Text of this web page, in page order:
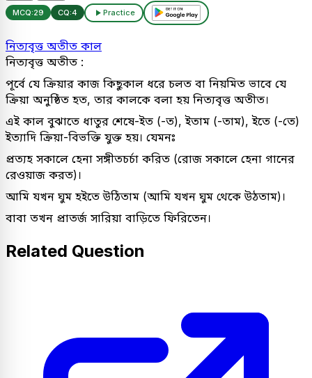
MCQ:29 CQ:4 Practice
নিত্যবৃত্ত অতীত কাল
নিত্যবৃত্ত অতীত :
পূর্বে যে ক্রিয়ার কাজ কিছুকাল ধরে চলত বা নিয়মিত ভাবে যে
ক্রিয়া অনুষ্ঠিত হত, তার কালকে বলা হয় নিত্যবৃত্ত অতীত।
এই কাল বুঝাতে ধাতুর শেষে-ইত (-ত), ইতাম (-তাম), ইতে (-তে)
ইত্যাদি ক্রিয়া-বিভক্তি যুক্ত হয়। যেমনঃ
প্রত্যহ সকালে হেনা সঙ্গীতচর্চা করিত (রোজ সকালে হেনা গানের
রেওয়াজ করত)।
আমি যখন ঘুম হইতে উঠিতাম (আমি যখন ঘুম থেকে উঠতাম)।
বাবা তখন প্রাতর্জ সারিয়া বাড়িতে ফিরিতেন।
Related Question